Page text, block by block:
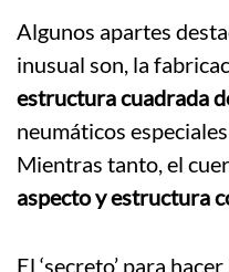
Algunos apartes
inusual son, la
estructura cuadrada
neumáticos
Mientras tanto, el
aspecto y estructura
El ‘secreto’ para